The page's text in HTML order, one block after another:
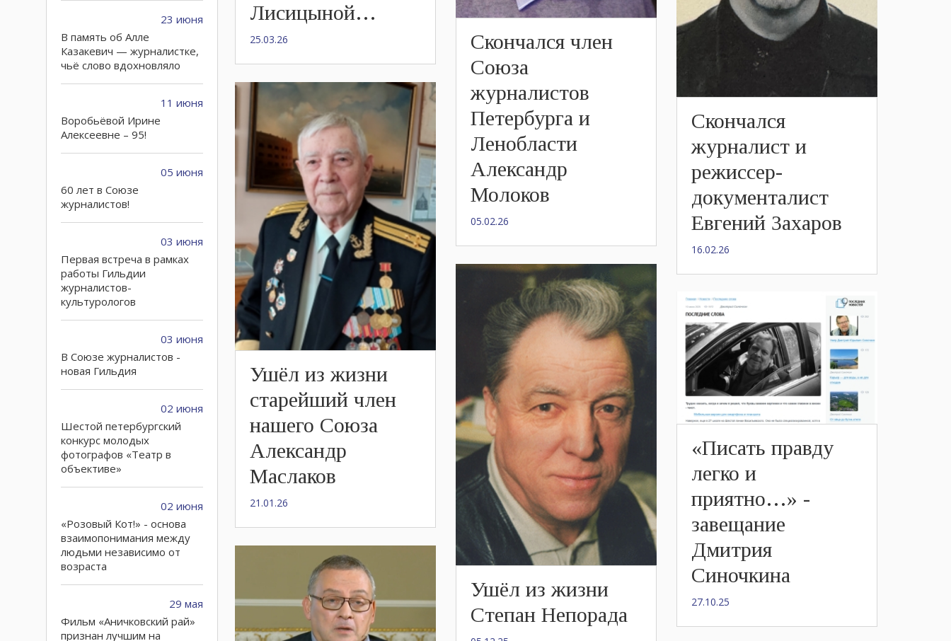
23 июня
В память об Алле
Казакевич — журналистке,
чьё слово вдохновляло
11 июня
Воробьёвой Ирине
Алексеевне – 95!
05 июня
60 лет в Союзе
журналистов!
03 июня
Первая встреча в рамках
работы Гильдии
журналистов-
культурологов
03 июня
В Союзе журналистов -
новая Гильдия
02 июня
Шестой петербургский
конкурс молодых
фотографов «Театр в
объективе»
02 июня
«Розовый Кот!» - основа
взаимопонимания между
людьми независимо от
возраста
29 мая
Фильм «Аничковский рай»
признан лучшим на
Лисицыной…
25.03.26
Скончался
журналист и
режиссер-
документалист
Евгений Захаров
16.02.26
Скончался член
Союза
журналистов
Петербурга и
Ленобласти
Александр
Молоков
05.02.26
Ушёл из жизни
старейший член
нашего Союза
Александр
Маслаков
21.01.26
Ушёл из жизни
Степан Непорада
«Писать правду
легко и
приятно…» -
завещание
Дмитрия
Синочкина
27.10.25